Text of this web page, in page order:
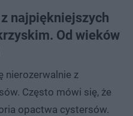
najpiękniejszych
Od wieków
nierozerwalnie z
Często mówi się, że
opactwa cystersów.